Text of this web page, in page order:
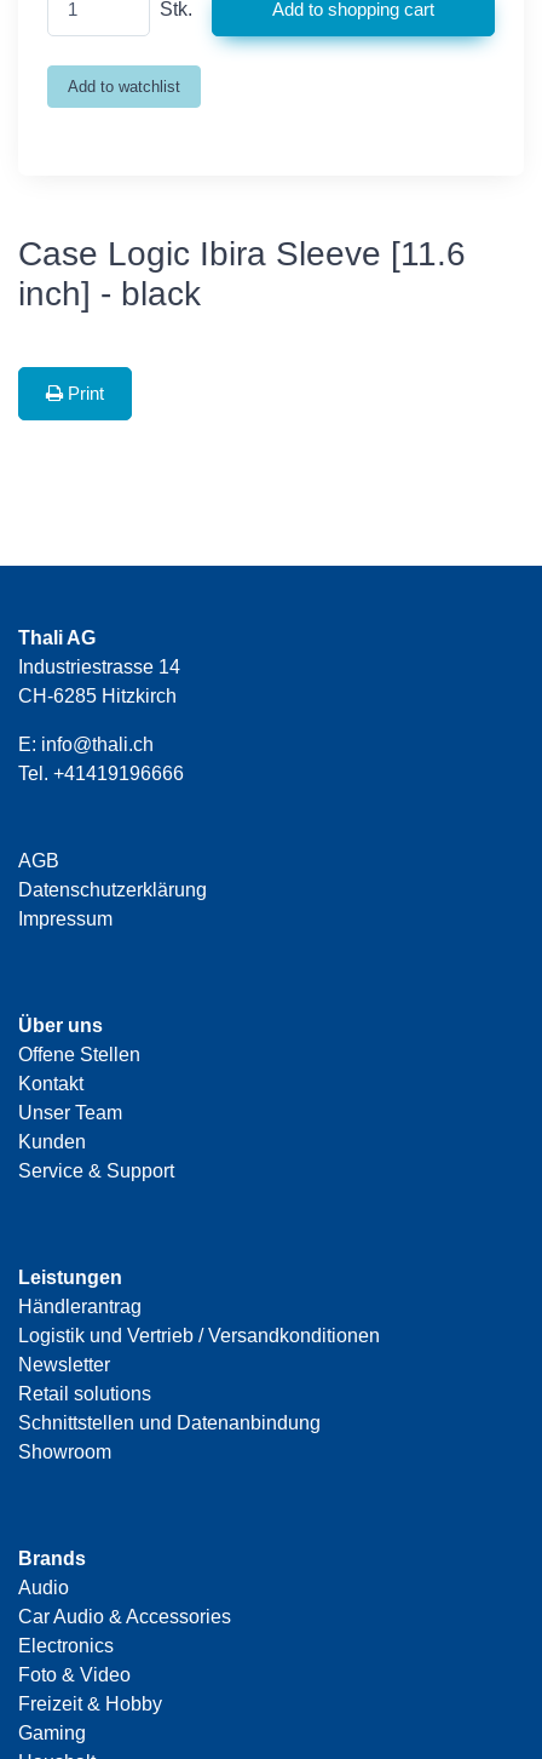
Stk.
Case Logic Ibira Sleeve [11.6
inch] - black
Print
Thali AG
Industriestrasse 14
CH-6285 Hitzkirch
E: info@thali.ch
Tel. +41419196666
AGB
Datenschutzerklärung
Impressum
Über uns
Offene Stellen
Kontakt
Unser Team
Kunden
Service & Support
Leistungen
Händlerantrag
Logistik und Vertrieb / Versandkonditionen
Newsletter
Retail solutions
Schnittstellen und Datenanbindung
Showroom
Brands
Audio
Car Audio & Accessories
Electronics
Foto & Video
Freizeit & Hobby
Gaming